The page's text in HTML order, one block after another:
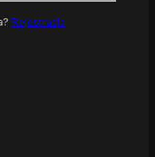
Rejestracja